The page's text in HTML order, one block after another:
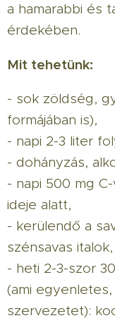
a hamarabbi és
érdekében.
Mit tehetünk:
- sok zöldség,
formájában is),
- napi 2-3 liter
- dohányzás,
- napi 500 mg
ideje alatt,
- kerülendő a
szénsavas
- heti 2-3-szor
(ami
szervezetet):